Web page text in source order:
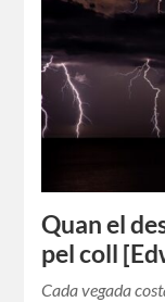
Quan el
pel coll
Cada vegada